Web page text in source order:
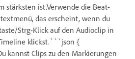
stärksten ist.Verwende die Beat-
das erscheint, wenn du
Strg-Klick auf den Audioclip in
klickst.```json {
kannst Clips zu den Markierungen